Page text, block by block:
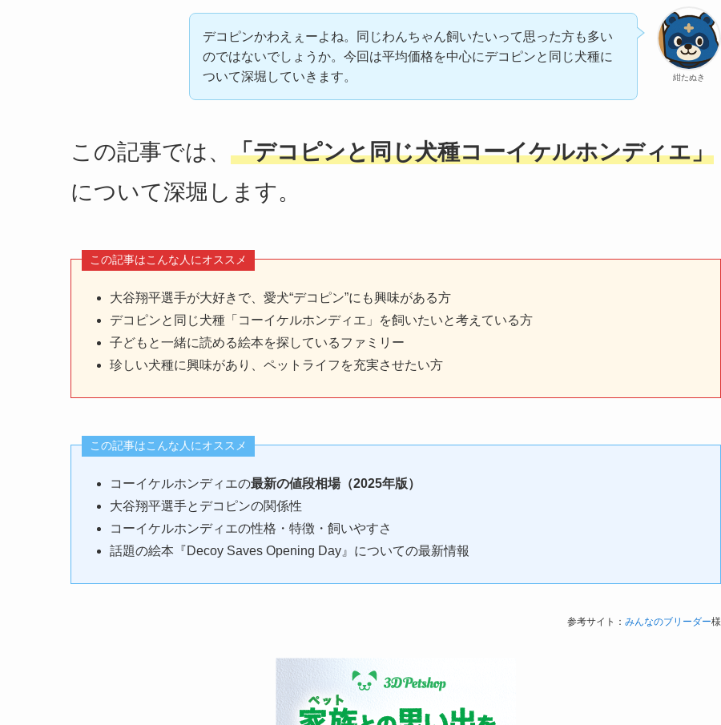
紺たぬき
デコピンかわえぇーよね。同じわんちゃん飼いたいって思った方も多い
のではないでしょうか。今回は平均価格を中心にデコピンと同じ犬種に
ついて深堀していきます。
この記事では、 「デコピンと同じ犬種コーイケルホンディエ」
について深堀します。
この記事はこんな人にオススメ
大谷翔平選手が大好きで、愛犬“デコピン”にも興味がある方
デコピンと同じ犬種「コーイケルホンディエ」を飼いたいと考えている方
子どもと一緒に読める絵本を探しているファミリー
珍しい犬種に興味があり、ペットライフを充実させたい方
この記事はこんな人にオススメ
コーイケルホンディエの最新の値段相場（2025年版）
大谷翔平選手とデコピンの関係性
コーイケルホンディエの性格・特徴・飼いやすさ
話題の絵本『Decoy Saves Opening Day』についての最新情報
参考サイト： みんなのブリーダー様